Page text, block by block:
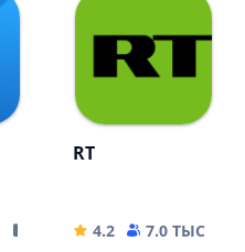
19.2 MB
RT
4.2 7.0 ТЫС